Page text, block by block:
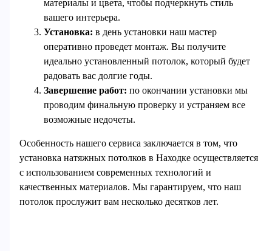
материалы и цвета, чтобы подчеркнуть стиль
вашего интерьера.
Установка: в день установки наш мастер
оперативно проведет монтаж. Вы получите
идеально установленный потолок, который будет
радовать вас долгие годы.
Завершение работ: по окончании установки мы
проводим финальную проверку и устраняем все
возможные недочеты.
Особенность нашего сервиса заключается в том, что
установка натяжных потолков в Находке осуществляется
с использованием современных технологий и
качественных материалов. Мы гарантируем, что наш
потолок прослужит вам несколько десятков лет.